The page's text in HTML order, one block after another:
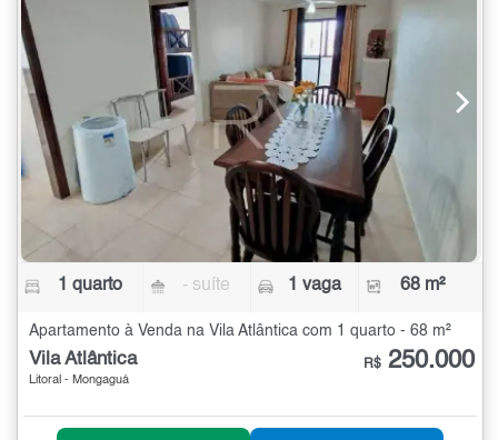
1 quarto - suíte 1 vaga 68 m²
Apartamento à Venda na Vila Atlântica com 1 quarto - 68 m²
Vila Atlântica
Litoral - Mongaguá
R$ 250.000